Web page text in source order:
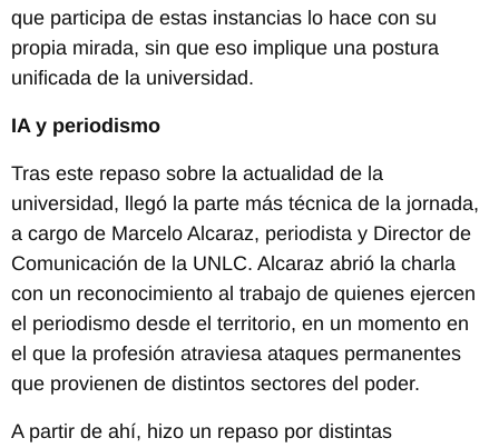
que participa de estas instancias lo hace con su
propia mirada, sin que eso implique una postura
unificada de la universidad.
IA y periodismo
Tras este repaso sobre la actualidad de la
universidad, llegó la parte más técnica de la jornada,
a cargo de Marcelo Alcaraz, periodista y Director de
Comunicación de la UNLC. Alcaraz abrió la charla
con un reconocimiento al trabajo de quienes ejercen
el periodismo desde el territorio, en un momento en
el que la profesión atraviesa ataques permanentes
que provienen de distintos sectores del poder.
A partir de ahí, hizo un repaso por distintas